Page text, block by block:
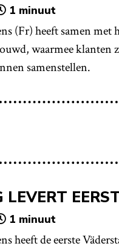
1 minuut
(Fr) heeft samen
waarmee klanten
samenstellen.
LEVERT
1 minuut
heeft de eerste